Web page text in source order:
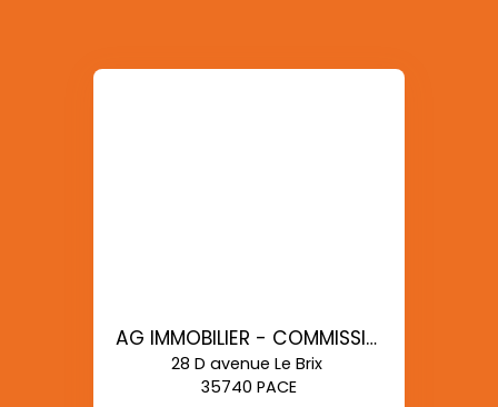
AG IMMOBILIER - COMMISSIONS REDUITES
28 D avenue Le Brix
35740 PACE